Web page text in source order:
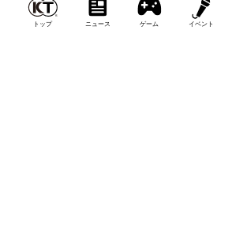
トップ ニュース ゲーム イベント
本サイトの推奨環境：Google Chrome、Mozilla FireFox、